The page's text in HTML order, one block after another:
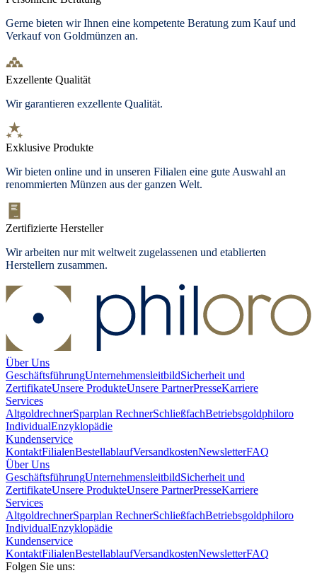
Gerne bieten wir Ihnen eine kompetente Beratung zum Kauf und
Verkauf von Goldmünzen an.
Exzellente Qualität
Wir garantieren exzellente Qualität.
Exklusive Produkte
Wir bieten online und in unseren Filialen eine gute Auswahl an
renommierten Münzen aus der ganzen Welt.
Zertifizierte Hersteller
Wir arbeiten nur mit weltweit zugelassenen und etablierten
Herstellern zusammen.
Über Uns
GeschäftsführungUnternehmensleitbildSicherheit und
ZertifikateUnsere ProdukteUnsere PartnerPresseKarriere
Services
AltgoldrechnerSparplan RechnerSchließfachBetriebsgoldphiloro
IndividualEnzyklopädie
Kundenservice
KontaktFilialenBestellablaufVersandkostenNewsletterFAQ
Über Uns
GeschäftsführungUnternehmensleitbildSicherheit und
ZertifikateUnsere ProdukteUnsere PartnerPresseKarriere
Services
AltgoldrechnerSparplan RechnerSchließfachBetriebsgoldphiloro
IndividualEnzyklopädie
Kundenservice
KontaktFilialenBestellablaufVersandkostenNewsletterFAQ
Folgen Sie uns: